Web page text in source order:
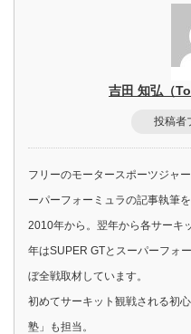
吉田 知弘（
投稿者
フリーのモータースポーツジャ
ーパーフォーミュラの記事執筆
2010年から。翌年から各サーキ
年はSUPER GTとスーパーフォ
ぼ全戦取材しています。
初めてサーキット観戦される初
塾」も担当。